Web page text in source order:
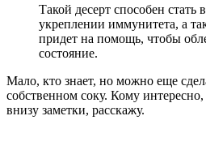
Такой десерт способен
укреплении иммунитета, а
придет на помощь, чтобы
состояние.
Мало, кто знает, но можно еще
собственном соку. Кому
внизу заметки, расскажу.